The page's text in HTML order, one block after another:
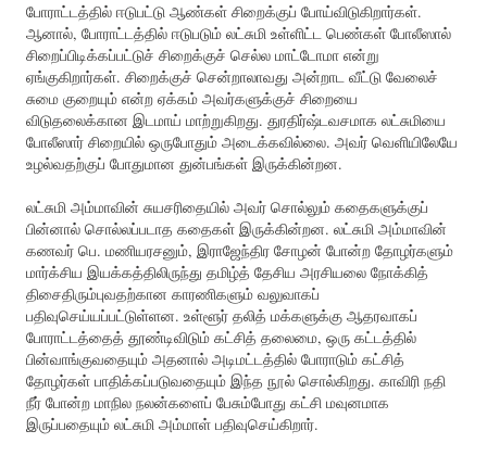
போராட்டத்தில் ஈடுபட்டு ஆண்கள் சிறைக்குப் போய்விடுகிறார்கள்.
ஆனால், போராட்டத்தில் ஈடுபடும் லட்சுமி உள்ளிட்ட பெண்கள் போலீஸால்
சிறைப்பிடிக்கப்பட்டுச் சிறைக்குச் செல்ல மாட்டோமா என்று
ஏங்குகிறார்கள். சிறைக்குச் சென்றாலாவது அன்றாட வீட்டு வேலைச்
சுமை குறையும் என்ற ஏக்கம் அவர்களுக்குச் சிறையை
விடுதலைக்கான இடமாய் மாற்றுகிறது. துரதிர்ஷ்டவசமாக லட்சுமியை
போலீஸார் சிறையில் ஒருபோதும் அடைக்கவில்லை. அவர் வெளியிலேயே
உழல்வதற்குப் போதுமான துன்பங்கள் இருக்கின்றன.
லட்சுமி அம்மாவின் சுயசரிதையில் அவர் சொல்லும் கதைகளுக்குப்
பின்னால் சொல்லப்படாத கதைகள் இருக்கின்றன. லட்சுமி அம்மாவின்
கணவர் பெ. மணியரசனும், இராஜேந்திர சோழன் போன்ற தோழர்களும்
மார்க்சிய இயக்கத்திலிருந்து தமிழ்த் தேசிய அரசியலை நோக்கித்
திசைதிரும்புவதற்கான காரணிகளும் வலுவாகப்
பதிவுசெய்யப்பட்டுள்ளன. உள்ளூர் தலித் மக்களுக்கு ஆதரவாகப்
போராட்டத்தைத் தூண்டிவிடும் கட்சித் தலைமை, ஒரு கட்டத்தில்
பின்வாங்குவதையும் அதனால் அடிமட்டத்தில் போராடும் கட்சித்
தோழர்கள் பாதிக்கப்படுவதையும் இந்த நூல் சொல்கிறது. காவிரி நதி
நீர் போன்ற மாநில நலன்களைப் பேசும்போது கட்சி மவுனமாக
இருப்பதையும் லட்சுமி அம்மாள் பதிவுசெய்கிறார்.